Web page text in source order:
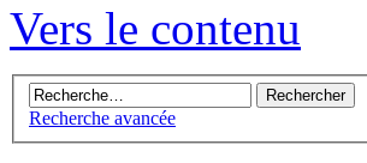
Vers le contenu
Recherche avancée